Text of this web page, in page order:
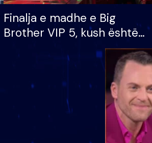
Finalja e madhe e Big
Brother VIP 5, kush është
banori i parë që lë shtëpinë
dhe humb mundësinë për
të fituar çmimin e madh